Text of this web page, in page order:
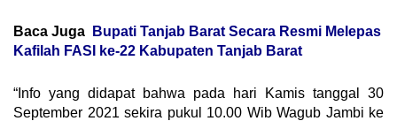
Baca Juga
Bupati Tanjab Barat Secara Resmi Melepas
Kafilah FASI ke-22 Kabupaten Tanjab Barat
“Info yang didapat bahwa pada hari Kamis tanggal 30
September 2021 sekira pukul 10.00 Wib Wagub Jambi ke